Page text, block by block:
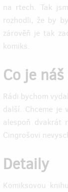
na rtech. Tak
rozhodli, že by
zárověň je tak
komiks.
Co je
Rádi bychom
další. Chceme je
alespoň dvakrát
Cingrošovi
Detaily
Komiksovou